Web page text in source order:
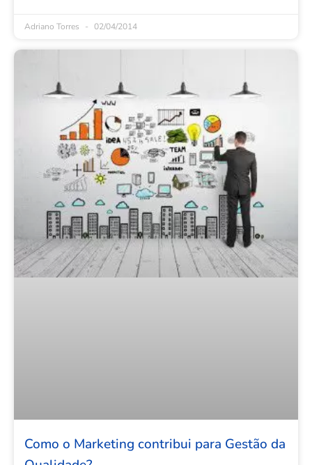
Adriano Torres 02/04/2014
Como o Marketing contribui para Gestão da